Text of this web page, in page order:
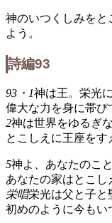
神のいつくしみをと
よう。
詩編93
93・1神は王。栄光に
偉大な力を身に帯び
2神は世界をゆるぎ
とこしえに王座をす
5神よ、あなたのこ
あなたの家はとこし
栄唱栄光は父と子と
初めのように今もい